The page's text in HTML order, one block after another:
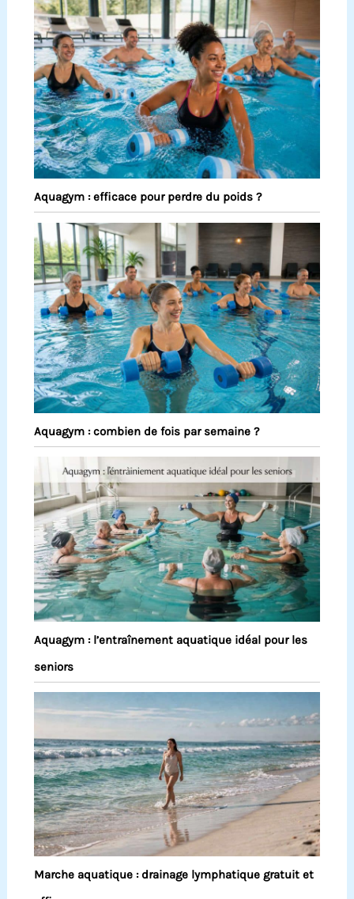
Aquagym : efficace pour perdre du poids ?
Aquagym : combien de fois par semaine ?
Aquagym : l’entraînement aquatique idéal pour les
seniors
Marche aquatique : drainage lymphatique gratuit et